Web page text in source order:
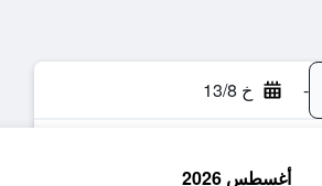
- خ 13/8
أغسطس 2026